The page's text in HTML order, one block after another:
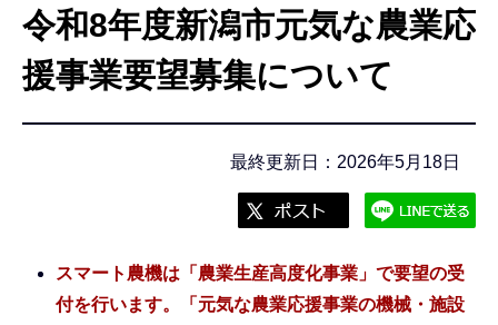
令和8年度新潟市元気な農業応
援事業要望募集について
最終更新日：2026年5月18日
スマート農機は「農業生産高度化事業」で要望の受
付を行います。「元気な農業応援事業の機械・施設